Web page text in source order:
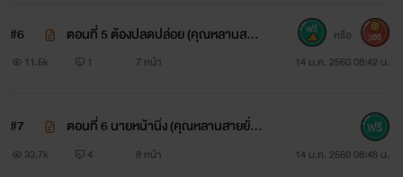
ติดตามไรท์ได้ที่
https://www.facebook.com/Phirunfa/
พิรุณฟ้า - Phirunfa
#6
ตอนที่ 5 ต้องปลดปล่อย (คุณหลานสาย
ยั่วกับคุณลุงสุดหื่นNC++++)
11.5k 1 7 หน้า 14 ม.ค. 2560 08:42 น.
หรือ 300
#7
ตอนที่ 6 นายหน้านิ่ง (คุณหลานสายยั่ว
กับคุณลุงสุดหื่นNC++++)
33.7k 4 8 หน้า 14 ม.ค. 2560 08:48 น.